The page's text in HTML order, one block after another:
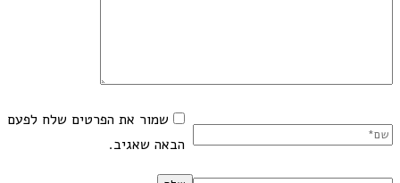
שמור את הפרטים שלח לפעם
הבאה שאגיב.